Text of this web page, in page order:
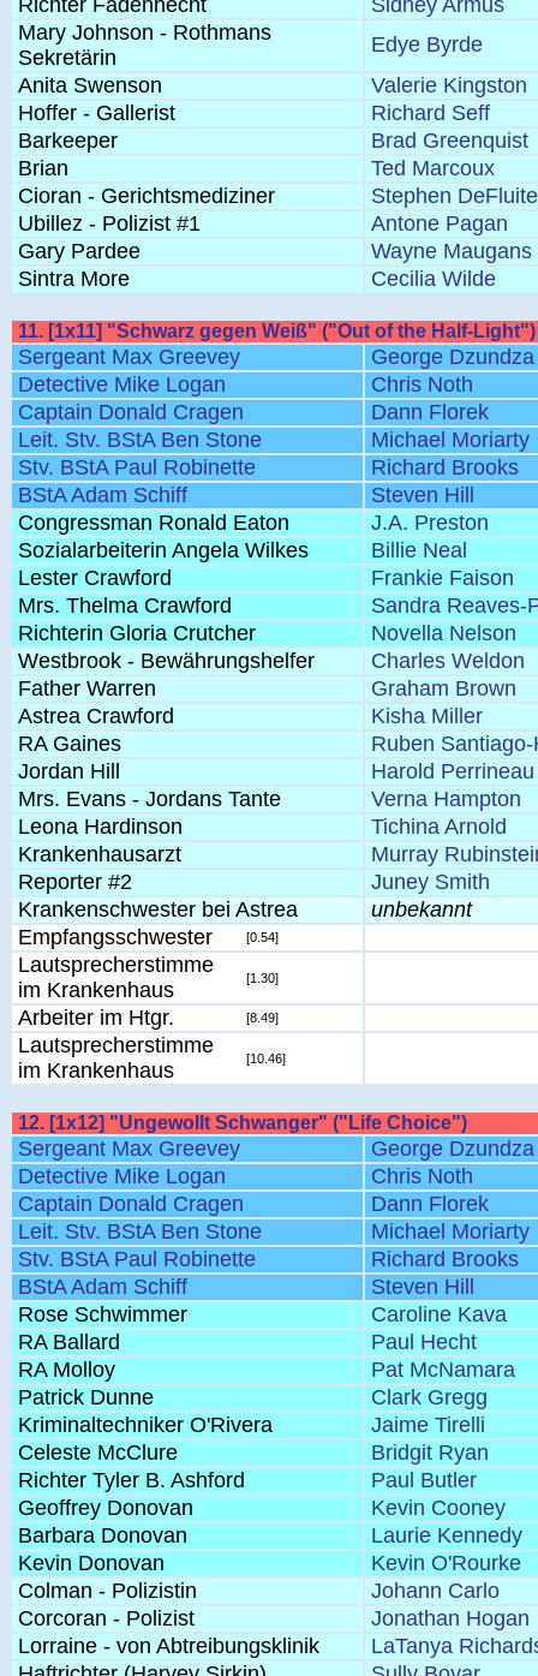
Richter Fadenhecht
Sidney Armus
Mary Johnson - Rothmans
Sekretärin
Edye Byrde
Anita Swenson
Valerie Kingston
Hoffer - Gallerist
Richard Seff
Barkeeper
Brad Greenquist
Brian
Ted Marcoux
Cioran - Gerichtsmediziner
Stephen
Ubillez - Polizist #1
Antone Pagan
Gary Pardee
Wayne Maugans
Sintra More
Cecilia Wilde
11. [1x11] "Schwarz gegen Weiß" ("Out of the Half-Light")
Sergeant Max Greevey
George Dzundza
Detective Mike Logan
Chris Noth
Captain Donald Cragen
Dann Florek
Leit. Stv. BStA Ben Stone
Michael Moriarty
Stv. BStA Paul Robinette
Richard Brooks
BStA Adam Schiff
Steven Hill
Congressman Ronald Eaton
J.A. Preston
Sozialarbeiterin Angela Wilkes
Billie Neal
Lester Crawford
Frankie Faison
Mrs. Thelma Crawford
Sandra Reaves-
Richterin Gloria Crutcher
Novella Nelson
Westbrook - Bewährungshelfer
Charles Weldon
Father Warren
Graham Brown
Astrea Crawford
Kisha Miller
RA Gaines
Ruben
Jordan Hill
Harold Perrineau
Mrs. Evans - Jordans Tante
Verna Hampton
Leona Hardinson
Tichina Arnold
Krankenhausarzt
Murray
Reporter #2
Juney Smith
Krankenschwester bei Astrea
unbekannt
Empfangsschwester
[0.54]
Lautsprecherstimme
im Krankenhaus
[1.30]
Arbeiter im Htgr. [8.49]
Lautsprecherstimme
im Krankenhaus
[10.46]
12. [1x12] "Ungewollt Schwanger" ("Life Choice")
Sergeant Max Greevey
George Dzundza
Detective Mike Logan
Chris Noth
Captain Donald Cragen
Dann Florek
Leit. Stv. BStA Ben Stone
Michael Moriarty
Stv. BStA Paul Robinette
Richard Brooks
BStA Adam Schiff
Steven Hill
Rose Schwimmer
Caroline Kava
RA Ballard
Paul Hecht
RA Molloy
Pat McNamara
Patrick Dunne
Clark Gregg
Kriminaltechniker O'Rivera
Jaime Tirelli
Celeste McClure
Bridgit Ryan
Richter Tyler B. Ashford
Paul Butler
Geoffrey Donovan
Kevin Cooney
Barbara Donovan
Laurie Kennedy
Kevin Donovan
Kevin O'Rourke
Colman - Polizistin
Johann Carlo
Corcoran - Polizist
Jonathan Hogan
Lorraine - von Abtreibungsklinik
LaTanya